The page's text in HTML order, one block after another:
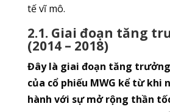
tế vĩ mô.
2.1. Giai đoạn tăng
(2014 – 2018)
Đây là giai đoạn tăng
của cổ phiếu MWG kể từ khi
hành với sự mở rộng thần